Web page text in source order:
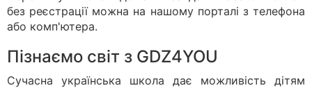
без реєстрації можна на нашому порталі з телефона
або комп'ютера.
Пізнаємо світ з GDZ4YOU
Сучасна українська школа дає можливість дітям